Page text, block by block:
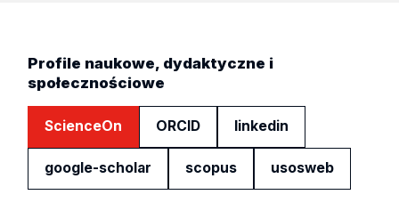
Profile naukowe, dydaktyczne i
społecznościowe
ScienceOn ORCID linkedin
google-scholar scopus usosweb